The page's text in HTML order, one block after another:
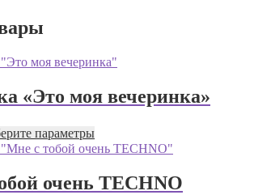
«Это моя вечеринка»
параметры
очень TECHNO